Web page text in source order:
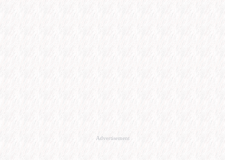
Advertisement